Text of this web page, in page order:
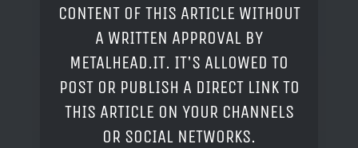
CONTENT OF THIS ARTICLE WITHOUT
A WRITTEN APPROVAL BY
METALHEAD.IT. IT'S ALLOWED TO
POST OR PUBLISH A DIRECT LINK TO
THIS ARTICLE ON YOUR CHANNELS
OR SOCIAL NETWORKS.